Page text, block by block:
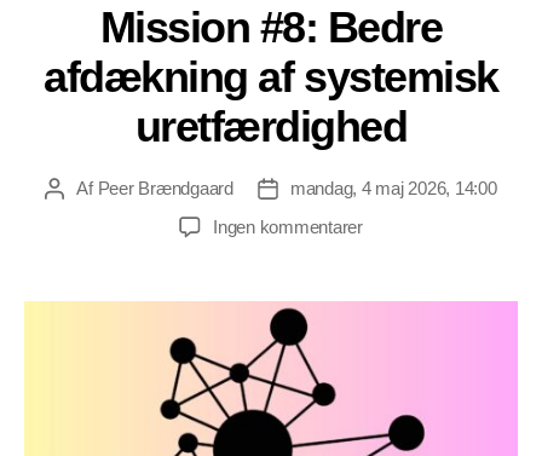
Mission #8: Bedre
afdækning af systemisk
uretfærdighed
Indlægsforfatter
Af Peer Brændgaard Indlægsdato
mandag, 4 maj 2026, 14:00
Ingen kommentarertil
Bedre
uretfærdighed